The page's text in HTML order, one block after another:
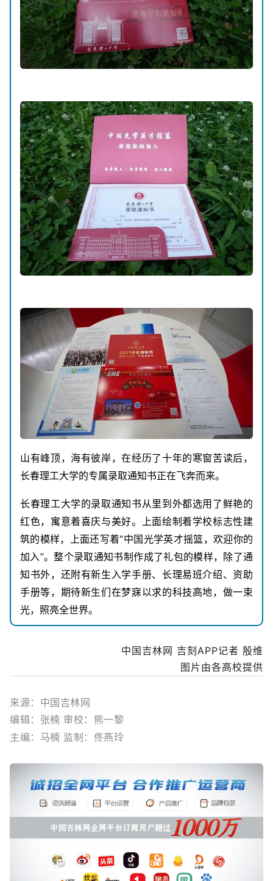
山有峰顶，海有彼岸，在经历了十年的寒窗苦读后，
长春理工大学的专属录取通知书正在飞奔而来。
长春理工大学的录取通知书从里到外都选用了鲜艳的
红色，寓意着喜庆与美好。上面绘制着学校标志性建
筑的模样，上面还写着“中国光学英才摇篮，欢迎你的
加入”。整个录取通知书制作成了礼包的模样，除了通
知书外，还附有新生入学手册、长理易班介绍、资助
手册等，期待新生们在梦寐以求的科技高地，做一束
光，照亮全世界。
中国吉林网 吉刻APP记者 殷维
图片由各高校提供
来源：中国吉林网
编辑：张楠 审校：熊一黎
主编：马楠 监制：佟燕玲